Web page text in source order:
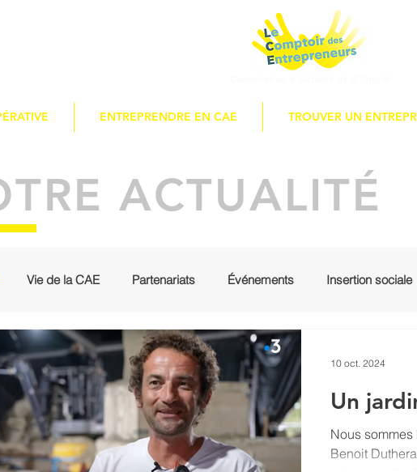
ENTREPRENDRE EN CAE TROUVER UN
ACTUALITÉ
Vie de la CAE Partenariats Événements Insertion sociale
réseaux
Un
Nous
Benoit
10 oct. 2024